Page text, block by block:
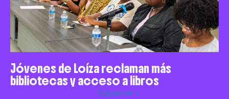
Jóvenes de Loíza reclaman más
bibliotecas y acceso a libros
Siguiente »